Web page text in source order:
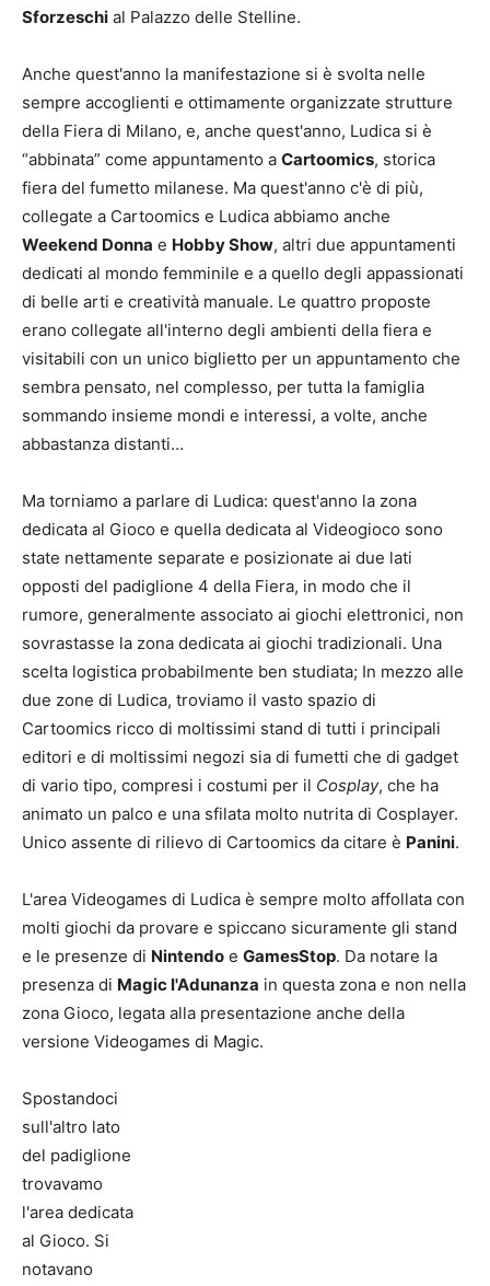
Sforzeschi al Palazzo delle Stelline.
Anche quest'anno la manifestazione si è svolta nelle
sempre accoglienti e ottimamente organizzate strutture
della Fiera di Milano, e, anche quest'anno, Ludica si è
“abbinata” come appuntamento a Cartoomics, storica
fiera del fumetto milanese. Ma quest'anno c'è di più,
collegate a Cartoomics e Ludica abbiamo anche
Weekend Donna e Hobby Show, altri due appuntamenti
dedicati al mondo femminile e a quello degli appassionati
di belle arti e creatività manuale. Le quattro proposte
erano collegate all'interno degli ambienti della fiera e
visitabili con un unico biglietto per un appuntamento che
sembra pensato, nel complesso, per tutta la famiglia
sommando insieme mondi e interessi, a volte, anche
abbastanza distanti…
Ma torniamo a parlare di Ludica: quest'anno la zona
dedicata al Gioco e quella dedicata al Videogioco sono
state nettamente separate e posizionate ai due lati
opposti del padiglione 4 della Fiera, in modo che il
rumore, generalmente associato ai giochi elettronici, non
sovrastasse la zona dedicata ai giochi tradizionali. Una
scelta logistica probabilmente ben studiata; In mezzo alle
due zone di Ludica, troviamo il vasto spazio di
Cartoomics ricco di moltissimi stand di tutti i principali
editori e di moltissimi negozi sia di fumetti che di gadget
di vario tipo, compresi i costumi per il Cosplay, che ha
animato un palco e una sfilata molto nutrita di Cosplayer.
Unico assente di rilievo di Cartoomics da citare è Panini.
L'area Videogames di Ludica è sempre molto affollata con
molti giochi da provare e spiccano sicuramente gli stand
e le presenze di Nintendo e GamesStop. Da notare la
presenza di Magic l'Adunanza in questa zona e non nella
zona Gioco, legata alla presentazione anche della
versione Videogames di Magic.
Spostandoci
sull'altro lato
del padiglione
trovavamo
l'area dedicata
al Gioco. Si
notavano